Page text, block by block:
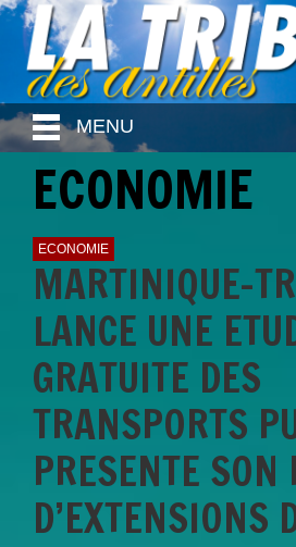
MENU
ECONOMIE
ECONOMIE
MARTINIQUE-
LANCE UNE
GRATUITE DES
TRANSPORTS
PRESENTE SON
D’EXTENSIONS